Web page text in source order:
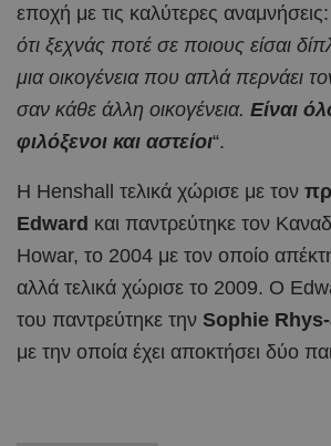
εποχή με τις καλύτερες αναμνήσεις:
ότι ξεχνάς ποτέ σε ποιους είσαι
μια οικογένεια που απλά περνάει
σαν κάθε άλλη οικογένεια. Είναι
φιλόξενοι και αστείοι“.
Η Henshall τελικά χώρισε με τον
Edward και παντρεύτηκε τον
Howar, το 2004 με τον οποίο
αλλά τελικά χώρισε το 2009. Ο
του παντρεύτηκε την Sophie
με την οποία έχει αποκτήσει δύο